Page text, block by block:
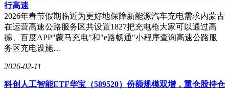
行高速
2026年春节假期临近为更好地保障新能源汽车充电需求内蒙古
在运营高速公路服务区共设置1827把充电枪大家可以通过高
德、百度APP"蒙马充电"和"e路畅通"小程序查询高速公路服
务区充电设施…
2026-02-11
科创人工智能ETF华宝（589520）份额规模双增，重仓股持仓